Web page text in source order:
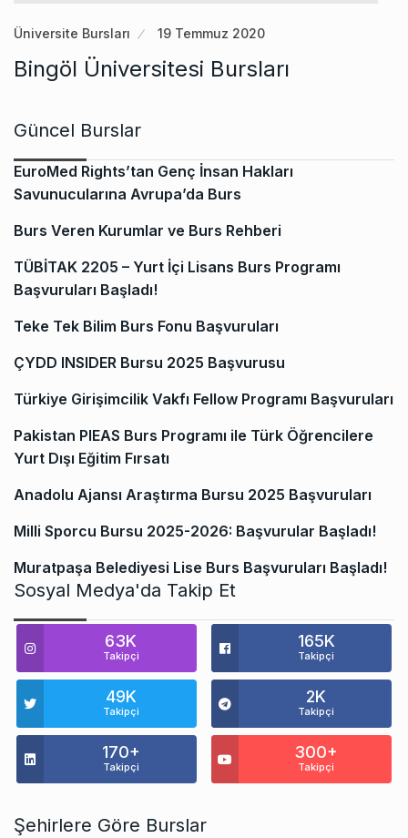
Üniversite Bursları 19 Temmuz 2020
Bingöl Üniversitesi Bursları
Güncel Burslar
EuroMed Rights’tan Genç İnsan Hakları
Savunucularına Avrupa’da Burs
Burs Veren Kurumlar ve Burs Rehberi
TÜBİTAK 2205 – Yurt İçi Lisans Burs Programı
Başvuruları Başladı!
Teke Tek Bilim Burs Fonu Başvuruları
ÇYDD INSIDER Bursu 2025 Başvurusu
Türkiye Girişimcilik Vakfı Fellow Programı Başvuruları
Pakistan PIEAS Burs Programı ile Türk Öğrencilere
Yurt Dışı Eğitim Fırsatı
Anadolu Ajansı Araştırma Bursu 2025 Başvuruları
Milli Sporcu Bursu 2025-2026: Başvurular Başladı!
Muratpaşa Belediyesi Lise Burs Başvuruları Başladı!
Sosyal Medya'da Takip Et
63K
Takipçi
165K
Takipçi
49K
Takipçi
2K
Takipçi
170+
Takipçi
300+
Takipçi
Şehirlere Göre Burslar